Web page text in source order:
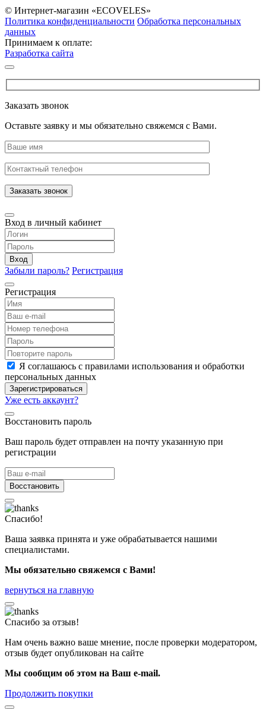
© Интернет-магазин «ECOVELES»
Политика конфиденциальности Обработка персональных
данных
Принимаем к оплате:
Разработка сайта
Заказать звонок
Оставьте заявку и мы обязательно свяжемся с Вами.
Заказать звонок
Вход в личный кабинет
Вход
Забыли пароль? Регистрация
Регистрация
Я соглашаюсь с правилами использования и обработки
персональных данных
Зарегистрироваться
Уже есть аккаунт?
Восстановить пароль
Ваш пароль будет отправлен на почту указанную при
регистрации
Восстановить
Спасибо!
Ваша заявка принята и уже обрабатывается нашими
специалистами.
Мы обязательно свяжемся с Вами!
вернуться на главную
Спасибо за отзыв!
Нам очень важно ваше мнение, после проверки модератором,
отзыв будет опубликован на сайте
Мы сообщим об этом на Ваш e-mail.
Продолжить покупки